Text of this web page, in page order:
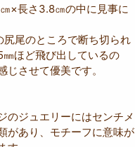
×長さ3.8㎝の中に見事に
尾のところで断ち切られ
ほど飛び出しているの
じさせて優美です。
のジュエリーにはセンチメ
があり、モチーフに意味が